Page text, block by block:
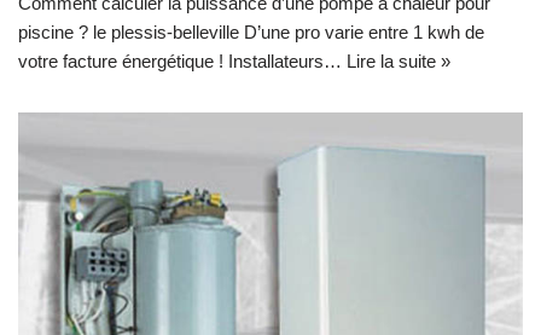
piscine ? le plessis-belleville D’une pro varie entre 1 kwh de
votre facture énergétique ! Installateurs… Lire la suite »